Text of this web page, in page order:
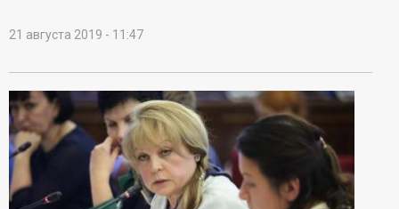
21 августа 2019 - 11:47